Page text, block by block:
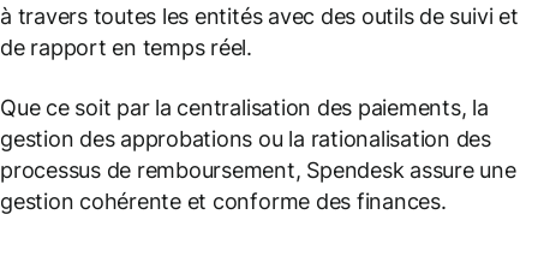
à travers toutes les entités avec des outils de suivi et
de rapport en temps réel.
Que ce soit par la centralisation des paiements, la
gestion des approbations ou la rationalisation des
processus de remboursement, Spendesk assure une
gestion cohérente et conforme des finances.